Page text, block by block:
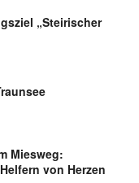
„Steirischer
Miesweg:
von Herzen